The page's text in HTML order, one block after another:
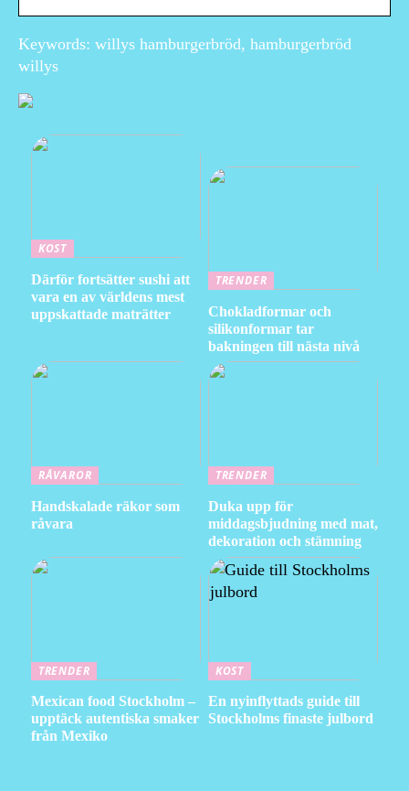
Keywords: willys hamburgerbröd, hamburgerbröd
willys
KOST
Därför fortsätter sushi att
vara en av världens mest
uppskattade maträtter
TRENDER
Chokladformar och
silikonformar tar
bakningen till nästa nivå
RÅVAROR
Handskalade räkor som
råvara
TRENDER
Duka upp för
middagsbjudning med mat,
dekoration och stämning
TRENDER
Mexican food Stockholm –
upptäck autentiska smaker
från Mexiko
KOST
En nyinflyttads guide till
Stockholms finaste julbord